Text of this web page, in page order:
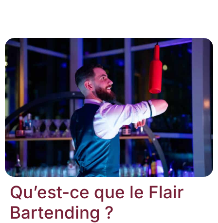
Qu’est-ce que le Flair
Bartending ?